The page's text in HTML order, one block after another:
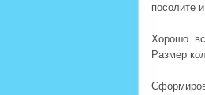
посолите
Хорошо
Размер